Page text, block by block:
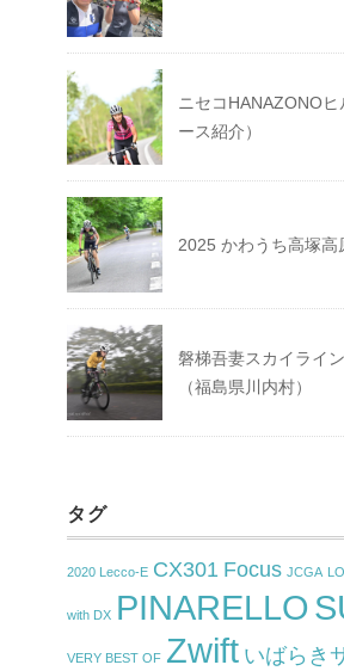
ニセコHANAZONO
ース紹介）
2025 かわうち高塚高
磐梯吾妻スカイライ
（福島県川内村）
タグ
2020 Lecco-E CX301 Focus JCGA
with DX PINARELLO
VERY BEST OF Zwift いばらき